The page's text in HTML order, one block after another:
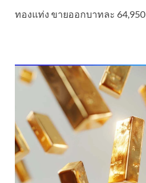
ทองแท่ง ขายออกบาทละ 64,950